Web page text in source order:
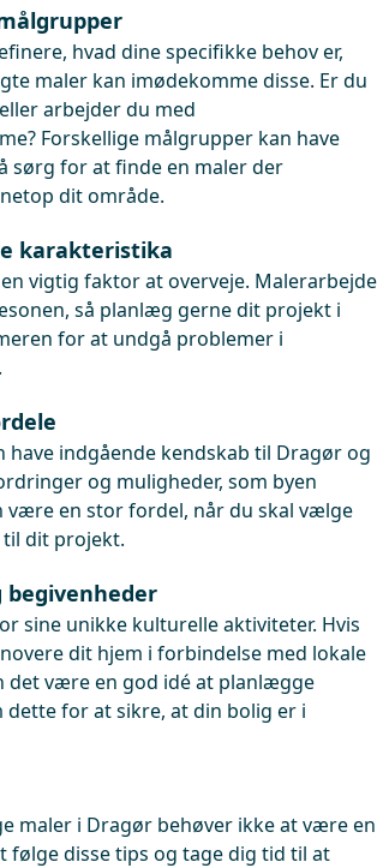
hvad dine specifikke behov er,
maler kan imødekomme disse. Er du
arbejder du med
Forskellige målgrupper kan have
sørg for at finde en maler der
dit område.
karakteristika
vigtig faktor at overveje. Malerarbejde
så planlæg gerne dit projekt i
for at undgå problemer i
have indgående kendskab til Dragør og
og muligheder, som byen
være en stor fordel, når du skal vælge
dit projekt.
sine unikke kulturelle aktiviteter. Hvis
dit hjem i forbindelse med lokale
det være en god idé at planlægge
dette for at sikre, at din bolig er i
maler i Dragør behøver ikke at være en
følge disse tips og tage dig tid til at